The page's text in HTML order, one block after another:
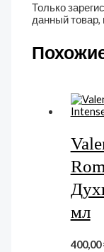
Только
данный товар,
мл
400,00